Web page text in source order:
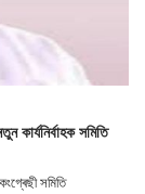
কাৰ্যনিৰ্বাহক সমিতি
সমিতি